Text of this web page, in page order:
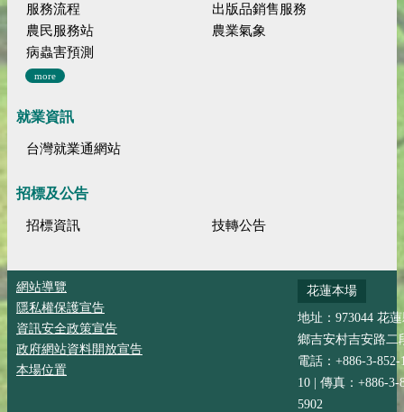
服務流程
出版品銷售服務
農民服務站
農業氣象
病蟲害預測
more
就業資訊
台灣就業通網站
招標及公告
招標資訊 技轉公告
網站導覽
隱私權保護宣告
資訊安全政策宣告
政府網站資料開放宣告
本場位置
花蓮本場
地址：973044 花
鄉吉安村吉安路二
電話：+886-3-852-
10 | 傳真：+886-3-
5902